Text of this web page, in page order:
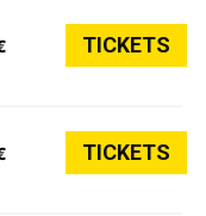
TICKETS
TICKETS